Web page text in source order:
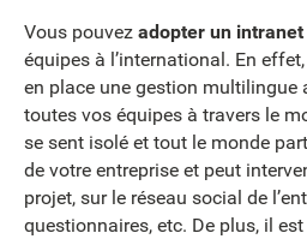
Vous pouvez adopter un intranet
équipes à l’international. En
en place une gestion multilingue
toutes vos équipes à travers le
se sent isolé et tout le monde
de votre entreprise et peut
projet, sur le réseau social de
questionnaires, etc. De plus, il